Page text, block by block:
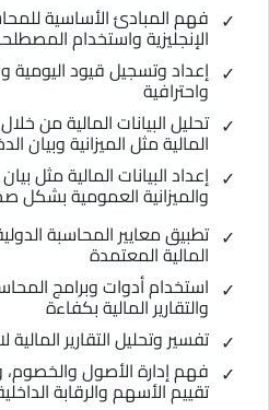
فهم المبادئ الأساسية
الإنجليزية واستخدام
إعداد وتسجيل قيود اليومية
واحترافية
تحليل البيانات المالية من
المالية مثل الميزانية وبيان
إعداد البيانات المالية مثل
والميزانية العمومية بشكل
تطبيق معايير المحاسبة
المالية المعتمدة
استخدام أدوات وبرامج
والتقارير المالية بكفاءة
تفسير وتحليل التقارير
فهم إدارة الأصول
تقييم الأسهم والرقابة